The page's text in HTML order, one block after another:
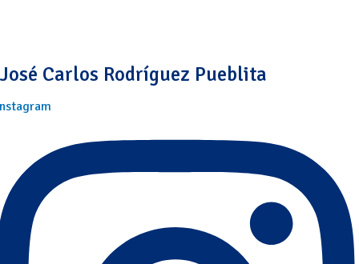
José Carlos Rodríguez Pueblita